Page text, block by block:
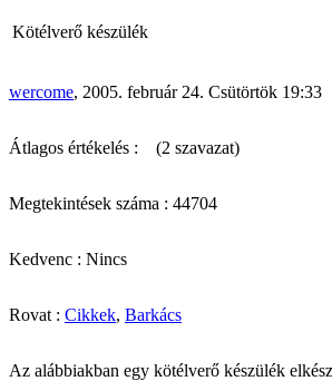
Kötélverő készülék
wercome, 2005. február 24. Csütörtök 19:33
Átlagos értékelés : (2 szavazat)
Megtekintések száma : 44704
Kedvenc : Nincs
Rovat : Cikkek, Barkács
Az alábbiakban egy kötélverő készülék